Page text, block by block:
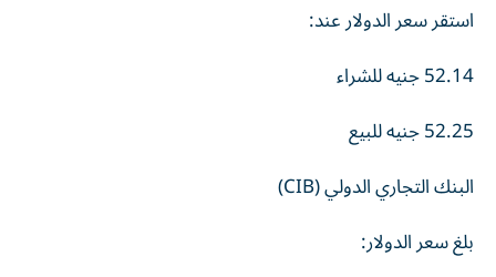
استقر سعر الدولار عند:
52.14 جنيه للشراء
52.25 جنيه للبيع
البنك التجاري الدولي (CIB)
بلغ سعر الدولار: